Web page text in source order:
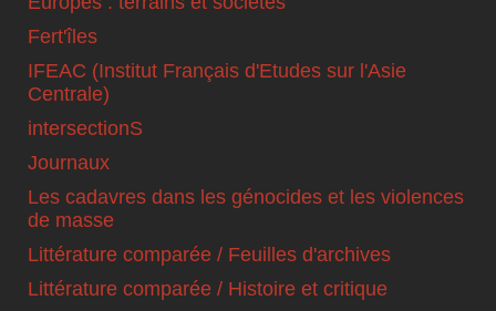
Fert'îles
IFEAC (Institut Français d'Etudes sur l'Asie
Centrale)
intersectionS
Journaux
Les cadavres dans les génocides et les violences
de masse
Littérature comparée / Feuilles d'archives
Littérature comparée / Histoire et critique